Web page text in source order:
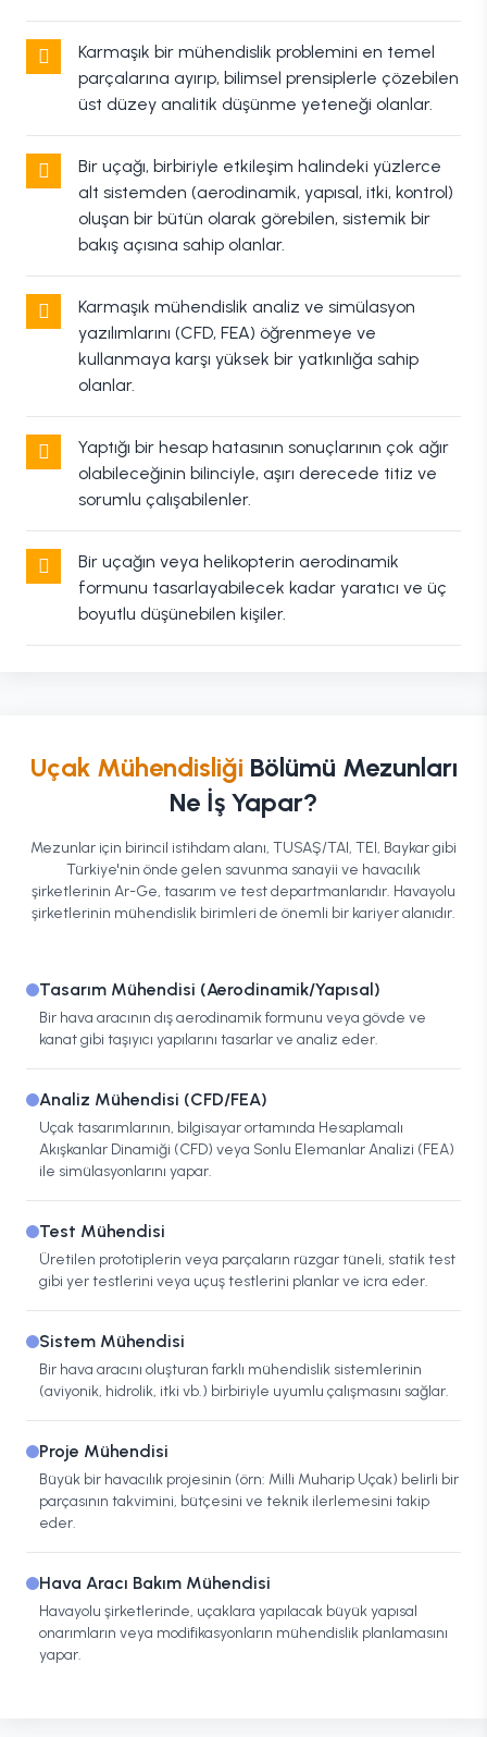
Karmaşık bir mühendislik problemini en temel
parçalarına ayırıp, bilimsel prensiplerle çözebilen
üst düzey analitik düşünme yeteneği olanlar.
Bir uçağı, birbiriyle etkileşim halindeki yüzlerce
alt sistemden (aerodinamik, yapısal, itki, kontrol)
oluşan bir bütün olarak görebilen, sistemik bir
bakış açısına sahip olanlar.
Karmaşık mühendislik analiz ve simülasyon
yazılımlarını (CFD, FEA) öğrenmeye ve
kullanmaya karşı yüksek bir yatkınlığa sahip
olanlar.
Yaptığı bir hesap hatasının sonuçlarının çok ağır
olabileceğinin bilinciyle, aşırı derecede titiz ve
sorumlu çalışabilenler.
Bir uçağın veya helikopterin aerodinamik
formunu tasarlayabilecek kadar yaratıcı ve üç
boyutlu düşünebilen kişiler.
Uçak Mühendisliği Bölümü Mezunları
Ne İş Yapar?
Mezunlar için birincil istihdam alanı, TUSAŞ/TAI, TEI, Baykar gibi
Türkiye'nin önde gelen savunma sanayii ve havacılık
şirketlerinin Ar-Ge, tasarım ve test departmanlarıdır. Havayolu
şirketlerinin mühendislik birimleri de önemli bir kariyer alanıdır.
Tasarım Mühendisi (Aerodinamik/Yapısal)
Bir hava aracının dış aerodinamik formunu veya gövde ve
kanat gibi taşıyıcı yapılarını tasarlar ve analiz eder.
Analiz Mühendisi (CFD/FEA)
Uçak tasarımlarının, bilgisayar ortamında Hesaplamalı
Akışkanlar Dinamiği (CFD) veya Sonlu Elemanlar Analizi (FEA)
ile simülasyonlarını yapar.
Test Mühendisi
Üretilen prototiplerin veya parçaların rüzgar tüneli, statik test
gibi yer testlerini veya uçuş testlerini planlar ve icra eder.
Sistem Mühendisi
Bir hava aracını oluşturan farklı mühendislik sistemlerinin
(aviyonik, hidrolik, itki vb.) birbiriyle uyumlu çalışmasını sağlar.
Proje Mühendisi
Büyük bir havacılık projesinin (örn: Milli Muharip Uçak) belirli bir
parçasının takvimini, bütçesini ve teknik ilerlemesini takip
eder.
Hava Aracı Bakım Mühendisi
Havayolu şirketlerinde, uçaklara yapılacak büyük yapısal
onarımların veya modifikasyonların mühendislik planlamasını
yapar.